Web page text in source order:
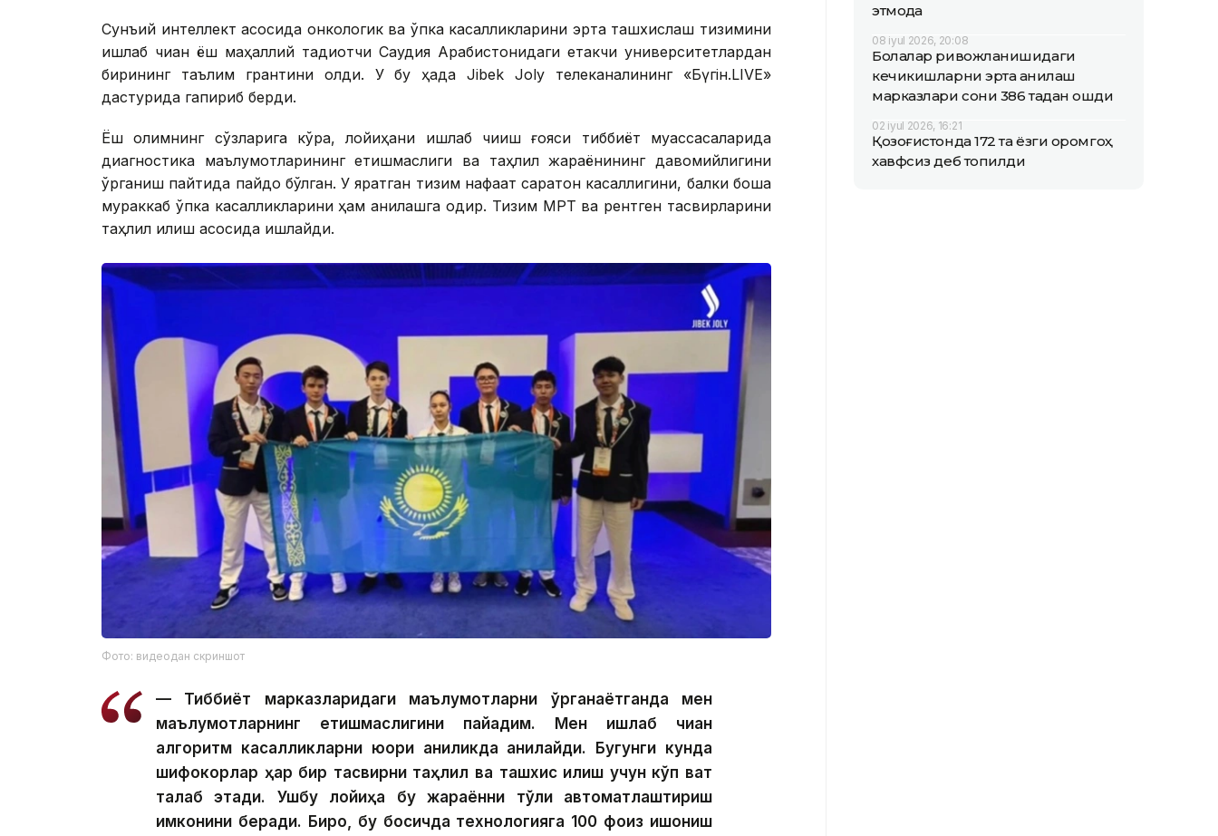
Сунъий интеллект асосида онкологик ва ўпка касалликларини эрта ташхислаш тизимини
ишлаб чиққан ёш маҳаллий тадқиқотчи Саудия Арабистонидаги етакчи университетлардан
бирининг таълим грантини олди. У бу ҳақда Jibek Joly телеканалининг «Бүгін.LIVE»
дастурида гапириб берди.
Ёш олимнинг сўзларига кўра, лойиҳани ишлаб чиқиш ғояси тиббиёт муассасаларида
диагностика маълумотларининг етишмаслиги ва таҳлил жараёнининг давомийлигини
ўрганиш пайтида пайдо бўлган. У яратган тизим нафақат саратон касаллигини, балки бошқа
мураккаб ўпка касалликларини ҳам аниқлашга қодир. Тизим МРТ ва рентген тасвирларини
таҳлил қилиш асосида ишлайди.
Фото: видеодан скриншот
— Тиббиёт марказларидаги маълумотларни ўрганаётганда мен
маълумотларнинг етишмаслигини пайқадим. Мен ишлаб чиққан
алгоритм касалликларни юқори аниқликда аниқлайди. Бугунги кунда
шифокорлар ҳар бир тасвирни таҳлил ва ташхис қилиш учун кўп вақт
талаб этади. Ушбу лойиҳа бу жараённи тўлиқ автоматлаштириш
имконини беради. Бироқ, бу босқичда технологияга 100 фоиз ишониш
этмоқда
08 iyul 2026, 20:08
Болалар ривожланишидаги
кечикишларни эрта аниқлаш
марказлари сони 386 тадан ошди
02 iyul 2026, 16:21
Қозоғистонда 172 та ёзги оромгоҳ
хавфсиз деб топилди